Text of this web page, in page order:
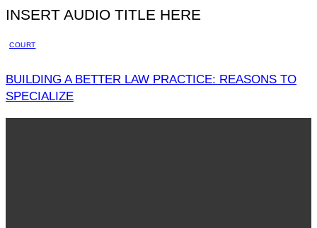
INSERT AUDIO TITLE HERE
COURT
BUILDING A BETTER LAW PRACTICE: REASONS TO
SPECIALIZE